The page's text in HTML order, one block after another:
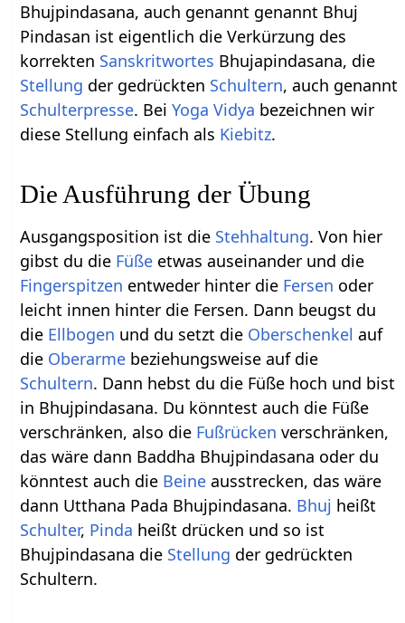
Bhujpindasana, auch genannt genannt Bhuj
Pindasan ist eigentlich die Verkürzung des
korrekten Sanskritwortes Bhujapindasana, die
Stellung der gedrückten Schultern, auch genannt
Schulterpresse. BeiYoga Vidya bezeichnen wir
diese Stellung einfach als Kiebitz.
Die Ausführung der Übung
Ausgangsposition ist die Stehhaltung. Von hier
gibst du die Füße etwas auseinander und die
Fingerspitzen entweder hinter die Fersen oder
leicht innen hinter die Fersen. Dann beugst du
die Ellbogen und du setzt die Oberschenkel auf
die Oberarme beziehungsweise auf die
Schultern. Dann hebst du die Füße hoch und bist
in Bhujpindasana. Du könntest auch die Füße
verschränken, also die Fußrücken verschränken,
das wäre dann Baddha Bhujpindasana oder du
könntest auch die Beine ausstrecken, das wäre
dann Utthana Pada Bhujpindasana. Bhuj heißt
Schulter, Pinda heißt drücken und so ist
Bhujpindasana die Stellung der gedrückten
Schultern.